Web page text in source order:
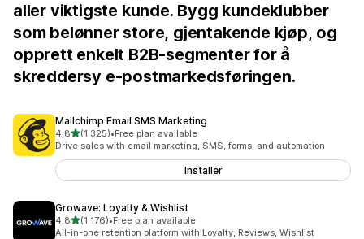
aller viktigste kunde. Bygg kundeklubber
som belønner store, gjentakende kjøp, og
opprett enkelt B2B-segmenter for å
skreddersy e-postmarkedsføringen.
Mailchimp Email SMS Marketing
4,8av 5 stjerner
(1 325)
Totalt 1325 omtaler
•Free plan available
Drive sales with email marketing, SMS, forms, and automation
Installer
Growave: Loyalty & Wishlist
4,8av 5 stjerner
(1 176)
Totalt 1176 omtaler
•Free plan available
All-in-one retention platform with Loyalty, Reviews, Wishlist